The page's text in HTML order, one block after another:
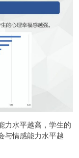
力水平越高，学生的
与情感能力水平越